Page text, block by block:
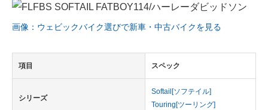
画像：ウェビックバイク選びで新車・中古バイクを見る
項目 スペック
シリーズ
Softail[ソフテイル]
Touring[ツーリング]